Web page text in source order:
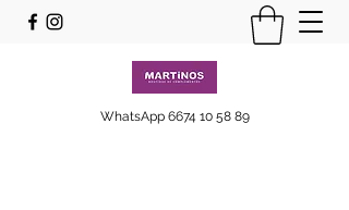
WhatsApp 6674 10 58 89